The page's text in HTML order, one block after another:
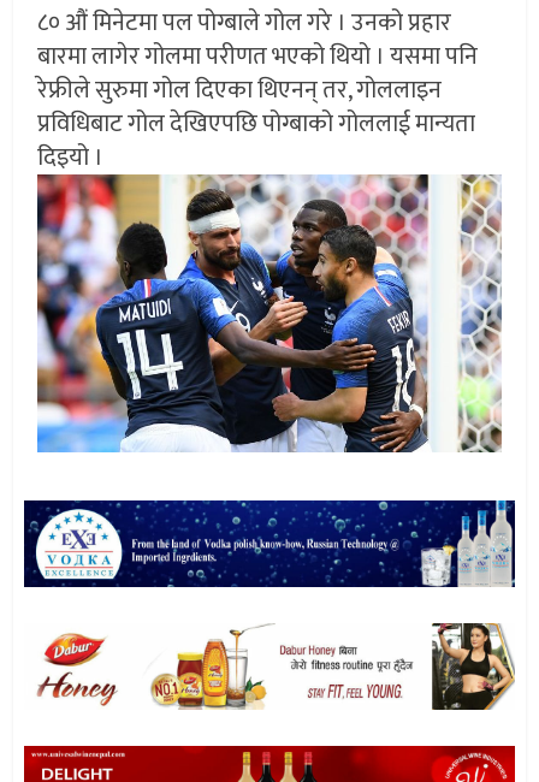
८० औं मिनेटमा पल पोग्बाले गोल गरे । उनको प्रहार
बारमा लागेर गोलमा परीणत भएको थियो । यसमा पनि
रेफ्रीले सुरुमा गोल दिएका थिएनन् तर, गोललाइन
प्रविधिबाट गोल देखिएपछि पोग्बाको गोललाई मान्यता
दिइयो ।